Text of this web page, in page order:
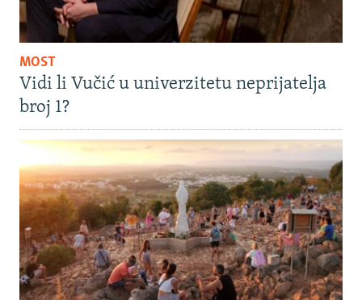
MOST
Vidi li Vučić u univerzitetu neprijatelja
broj 1?